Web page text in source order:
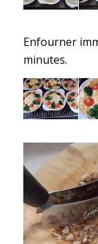
Enfourner
minutes.